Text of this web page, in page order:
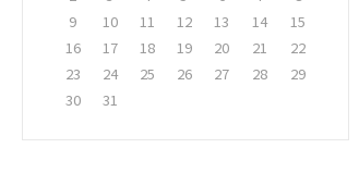
9
10 11 12 13 14
15
16
17 18 19 20 21
22
23
24 25 26 27 28
29
30
31